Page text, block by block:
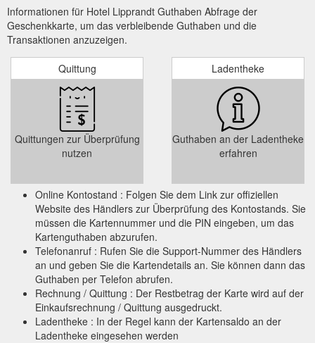
Informationen für Hotel Lipprandt Guthaben Abfrage der
Geschenkkarte, um das verbleibende Guthaben und die
Transaktionen anzuzeigen.
Quittung
Quittungen zur Überprüfung
nutzen
Ladentheke
Guthaben an der Ladentheke
erfahren
Online Kontostand : Folgen Sie dem Link zur offiziellen
Website des Händlers zur Überprüfung des Kontostands. Sie
müssen die Kartennummer und die PIN eingeben, um das
Kartenguthaben abzurufen.
Telefonanruf : Rufen Sie die Support-Nummer des Händlers
an und geben Sie die Kartendetails an. Sie können dann das
Guthaben per Telefon abrufen.
Rechnung / Quittung : Der Restbetrag der Karte wird auf der
Einkaufsrechnung / Quittung ausgedruckt.
Ladentheke : In der Regel kann der Kartensaldo an der
Ladentheke eingesehen werden